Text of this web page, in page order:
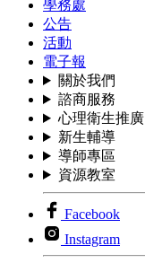
學務處
公告
活動
電子報
關於我們
諮商服務
心理衛生推廣
新生輔導
導師專區
資源教室
Facebook
Instagram